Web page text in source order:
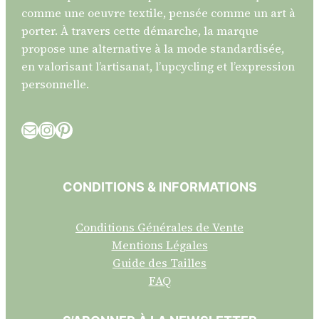
comme une oeuvre textile, pensée comme un art à
porter. À travers cette démarche, la marque
propose une alternative à la mode standardisée,
en valorisant l’artisanat, l’upcycling et l’expression
personnelle.
E-mail InstagramPinterest
CONDITIONS & INFORMATIONS
Conditions Générales de Vente
Mentions Légales
Guide des Tailles
FAQ